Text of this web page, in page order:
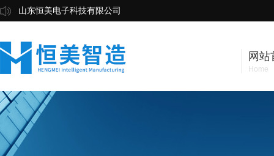
山东恒美电子科技有限公司
网站
Home